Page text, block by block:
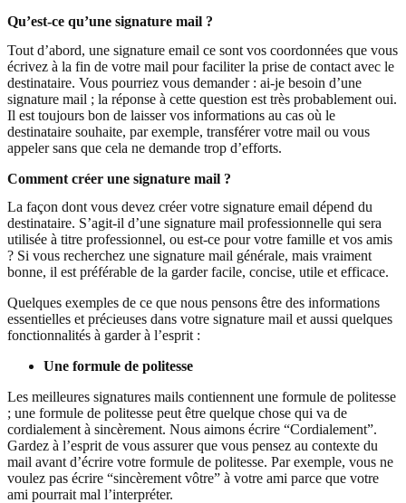
Qu’est-ce qu’une signature mail ?
Tout d’abord, une signature email ce sont vos coordonnées que vous
écrivez à la fin de votre mail pour faciliter la prise de contact avec le
destinataire. Vous pourriez vous demander : ai-je besoin d’une
signature mail ; la réponse à cette question est très probablement oui.
Il est toujours bon de laisser vos informations au cas où le
destinataire souhaite, par exemple, transférer votre mail ou vous
appeler sans que cela ne demande trop d’efforts.
Comment créer une signature mail ?
La façon dont vous devez créer votre signature email dépend du
destinataire. S’agit-il d’une signature mail professionnelle qui sera
utilisée à titre professionnel, ou est-ce pour votre famille et vos amis
? Si vous recherchez une signature mail générale, mais vraiment
bonne, il est préférable de la garder facile, concise, utile et efficace.
Quelques exemples de ce que nous pensons être des informations
essentielles et précieuses dans votre signature mail et aussi quelques
fonctionnalités à garder à l’esprit :
Une formule de politesse
Les meilleures signatures mails contiennent une formule de politesse
; une formule de politesse peut être quelque chose qui va de
cordialement à sincèrement. Nous aimons écrire “Cordialement”.
Gardez à l’esprit de vous assurer que vous pensez au contexte du
mail avant d’écrire votre formule de politesse. Par exemple, vous ne
voulez pas écrire “sincèrement vôtre” à votre ami parce que votre
ami pourrait mal l’interpréter.